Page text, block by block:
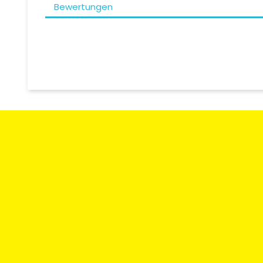
Bewertungen